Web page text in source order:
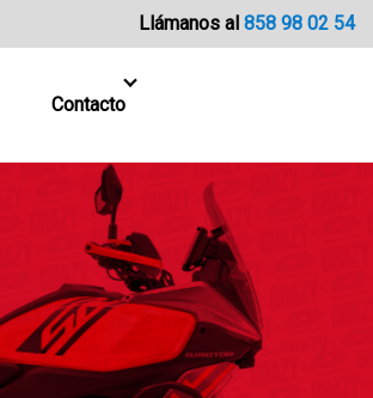
Llámanos al 858 98 02 54
Contacto